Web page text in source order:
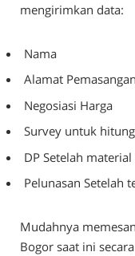
mengirimkan data:
Nama
Alamat Pemasangan
Negosiasi Harga
Survey untuk
DP Setelah
Pelunasan Setelah
Mudahnya
Bogor saat ini